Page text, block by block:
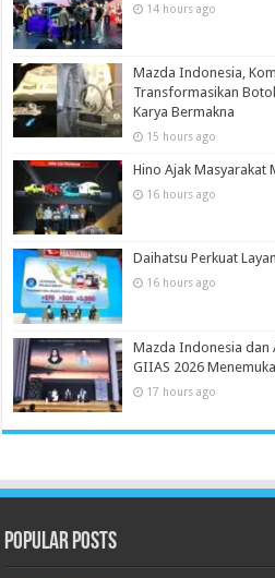
14 hours ago
Mazda Indonesia,
Transformasikan
Karya Bermakna
15 hours ago
Hino Ajak Masyarakat
16 hours ago
Daihatsu Perkuat
16 hours ago
Mazda Indonesia dan
GIIAS 2026
17 hours ago
Popular Posts